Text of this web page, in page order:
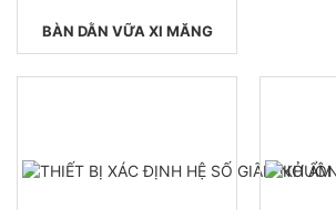
BÀN DẰN VỮA XI MĂNG